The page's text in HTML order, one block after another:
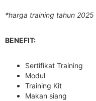
*harga training tahun 2025
BENEFIT:
Sertifikat Training
Modul
Training Kit
Makan siang